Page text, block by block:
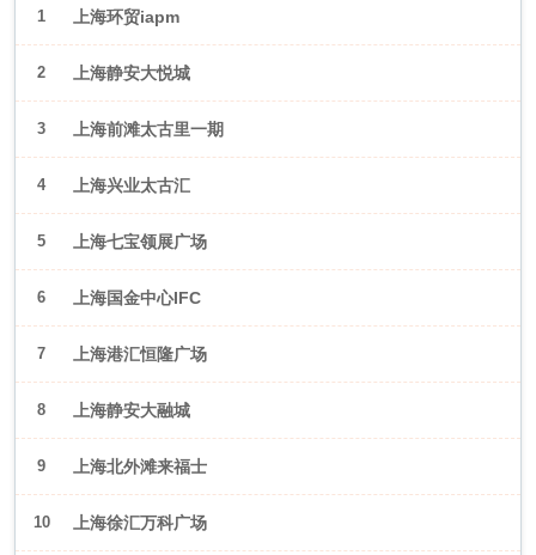
1 上海环贸iapm
2 上海静安大悦城
3 上海前滩太古里一期
4 上海兴业太古汇
5 上海七宝领展广场
6 上海国金中心IFC
7 上海港汇恒隆广场
8 上海静安大融城
9 上海北外滩来福士
10 上海徐汇万科广场